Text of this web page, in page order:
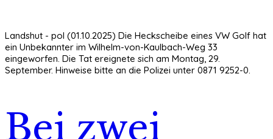
Landshut - pol (01.10.2025) Die Heckscheibe eines VW Golf hat
ein Unbekannter im Wilhelm-von-Kaulbach-Weg 33
eingeworfen. Die Tat ereignete sich am Montag, 29.
September. Hinweise bitte an die Polizei unter 0871 9252-0.
Bei zwei